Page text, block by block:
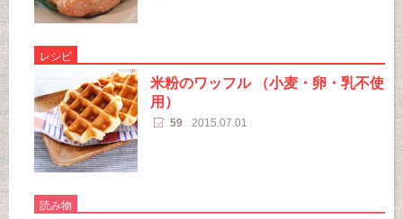
レシピ
米粉のワッフル （小麦・卵・乳不使
用）
59 2015.07.01
読み物